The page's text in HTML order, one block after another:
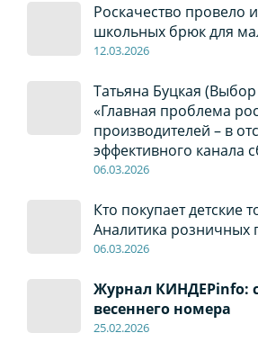
Роскачество провело
школьных брюк для
12.03.2026
Татьяна Буцкая
«Главная проблема
производителей – в
эффективного канала
06.03.2026
Кто покупает детские
Аналитика розничных
06.03.2026
Журнал КИНДЕРinfo:
весеннего номера
25.02.2026